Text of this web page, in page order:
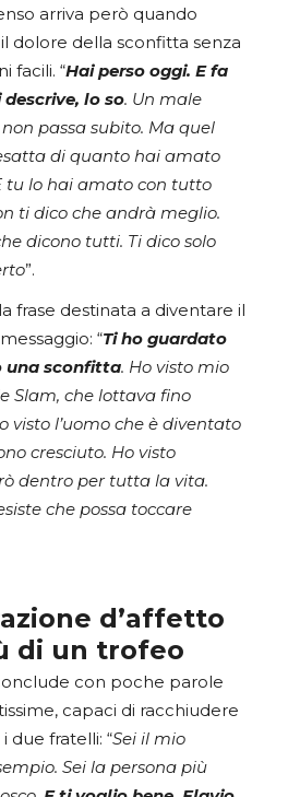
arriva però quando
dolore della sconfitta senza
facili. “Hai perso oggi. E fa
lo so. Un male
passa subito. Ma quel
di quanto hai amato
tu lo hai amato con tutto
ti dico che andrà meglio.
dicono tutti. Ti dico solo
”.
frase destinata a diventare il
“Ti ho guardato
una sconfitta. Ho visto mio
Slam, che lottava fino
visto l’uomo che è diventato
cresciuto. Ho visto
dentro per tutta la vita.
che possa toccare
d’affetto
di un trofeo
con poche parole
capaci di racchiudere
due fratelli: “Sei il mio
Sei la persona più